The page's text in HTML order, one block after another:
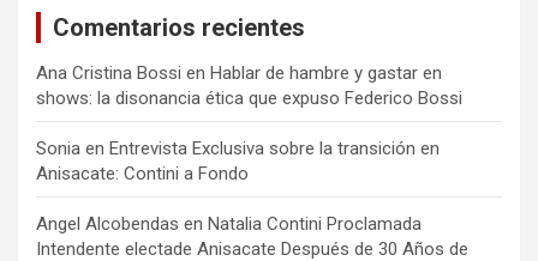
Comentarios recientes
Ana Cristina Bossi en Hablar de hambre y gastar en
shows: la disonancia ética que expuso Federico Bossi
Sonia en Entrevista Exclusiva sobre la transición en
Anisacate: Contini a Fondo
Angel Alcobendas en Natalia Contini Proclamada
Intendente electade Anisacate Después de 30 Años de